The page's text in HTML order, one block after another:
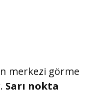
merkezi görme
Sarı nokta